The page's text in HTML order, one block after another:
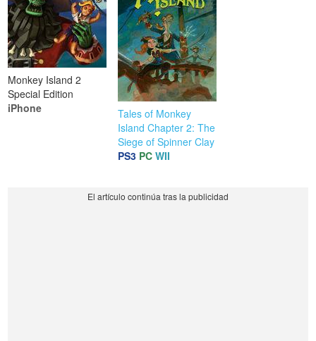
Monkey Island 2
Special Edition
iPhone
Tales of Monkey
Island Chapter 2: The
Siege of Spinner Clay
PS3 PC WII